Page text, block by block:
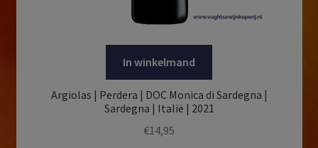
In winkelmand
Argiolas | Perdera | DOC Monica di Sardegna |
Sardegna | Italië | 2021
€14,95